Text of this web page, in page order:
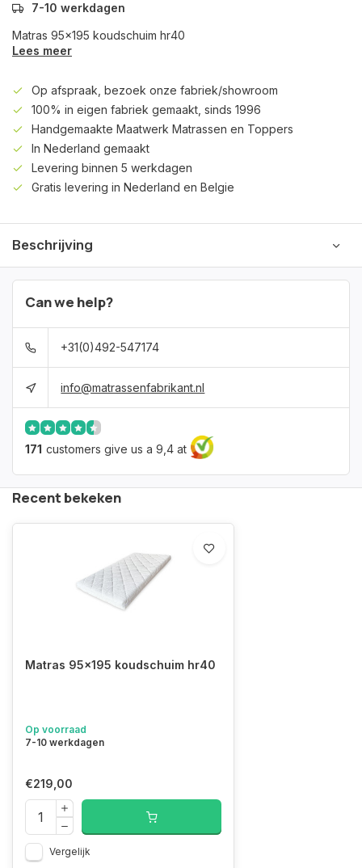
7-10 werkdagen
Matras 95x195 koudschuim hr40
Lees meer
Op afspraak, bezoek onze fabriek/showroom
100% in eigen fabriek gemaakt, sinds 1996
Handgemaakte Maatwerk Matrassen en Toppers
In Nederland gemaakt
Levering binnen 5 werkdagen
Gratis levering in Nederland en Belgie
Beschrijving
Can we help?
+31(0)492-547174
info@matrassenfabrikant.nl
171 customers give us a 9,4 at
Recent bekeken
Matras 95x195 koudschuim hr40
Op voorraad
7-10 werkdagen
€219,00
Vergelijk